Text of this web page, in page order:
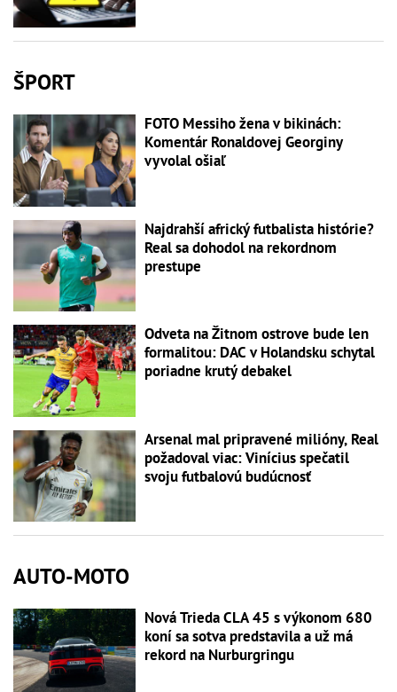
ŠPORT
FOTO Messiho žena v bikinách:
Komentár Ronaldovej Georginy
vyvolal ošiaľ
Najdrahší africký futbalista histórie?
Real sa dohodol na rekordnom
prestupe
Odveta na Žitnom ostrove bude len
formalitou: DAC v Holandsku schytal
poriadne krutý debakel
Arsenal mal pripravené milióny, Real
požadoval viac: Vinícius spečatil
svoju futbalovú budúcnosť
AUTO-MOTO
Nová Trieda CLA 45 s výkonom 680
koní sa sotva predstavila a už má
rekord na Nurburgringu